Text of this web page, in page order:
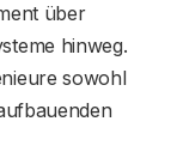
über
hinweg.
sowohl